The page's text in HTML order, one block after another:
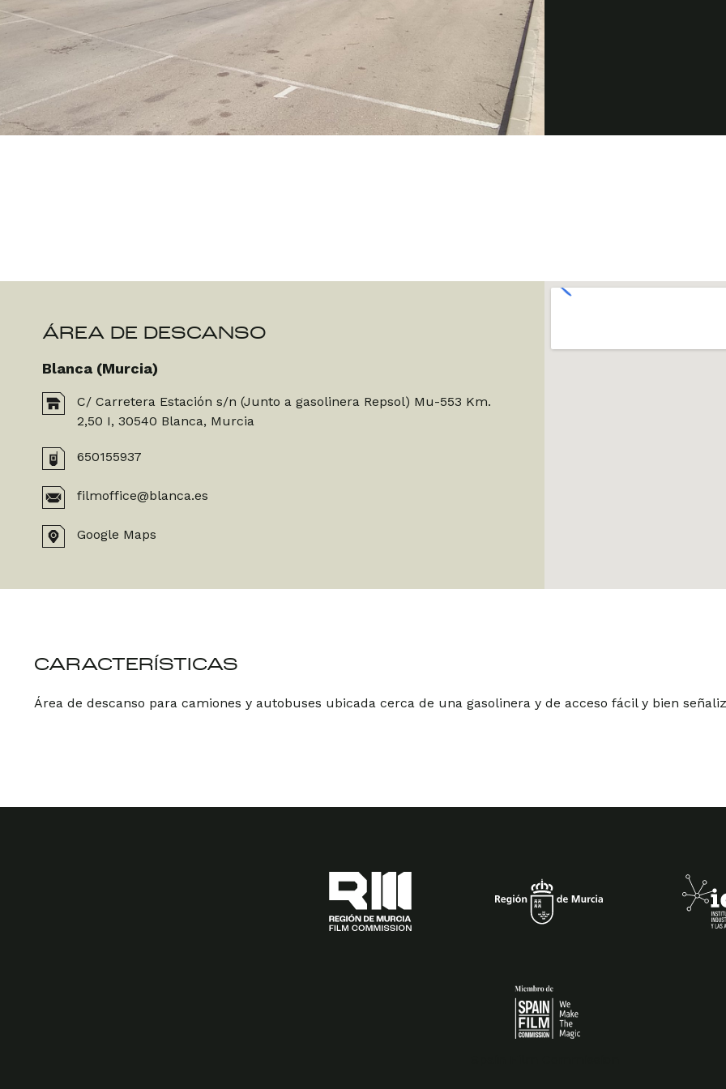
ÁREA DE DESCANSO
Blanca (Murcia)
C/ Carretera Estación s/n (Junto a gasolinera Repsol) Mu-553 Km.
2,50 I, 30540 Blanca, Murcia
650155937
filmoffice@blanca.es
Google Maps
CARACTERÍSTICAS
Área de descanso para camiones y autobuses ubicada cerca de una gasolinera y de acceso fácil y bien